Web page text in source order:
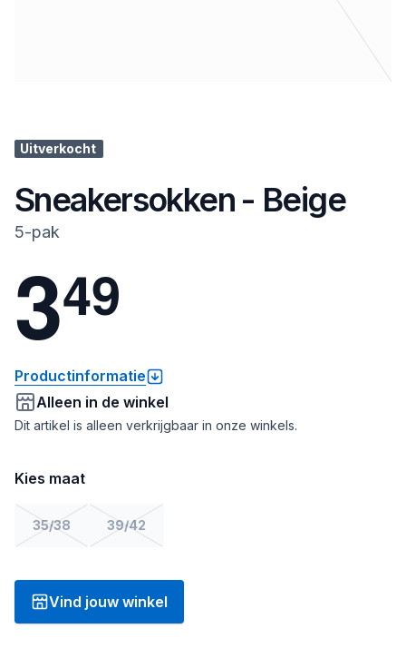
Uitverkocht
Sneakersokken - Beige
5-pak
349
Productinformatie
Alleen in de winkel
Dit artikel is alleen verkrijgbaar in onze winkels.
Kies maat
35/38 39/42
Vind jouw winkel